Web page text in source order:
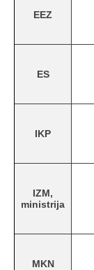
EEZ
ES
IKP
IZM,
ministrija
MKN